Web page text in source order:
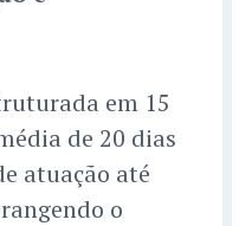
em 15
de 20 dias
atuação até
o